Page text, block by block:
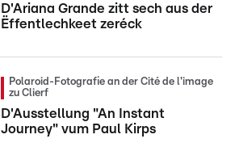
D'Ariana Grande zitt sech aus der
Ëffentlechkeet zeréck
Polaroid-Fotografie an der Cité de l'image
zu Clierf
D'Ausstellung "An Instant
Journey" vum Paul Kirps